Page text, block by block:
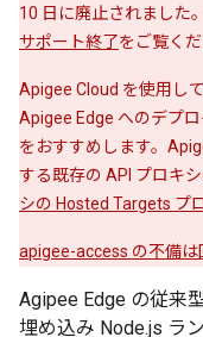
10 日に廃止されました
サポート終了をご覧くだ
Apigee Cloud を使用し
Apigee Edge へのデプロ
をおすすめします。
する既存の API プロキ
シの Hosted Targets プ
apigee-access の不備は
Agipee Edge の従来
埋め込み Node.js ラ